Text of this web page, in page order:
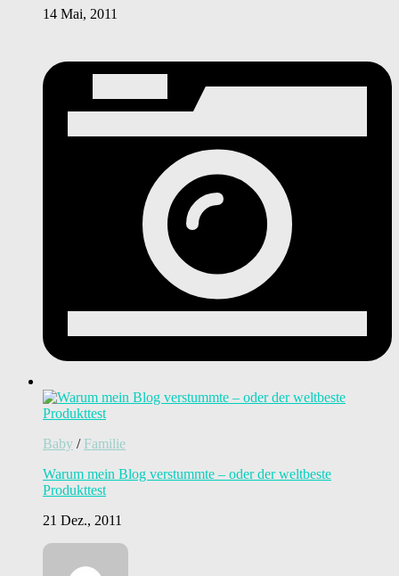
14 Mai, 2011
Baby / Familie
Warum mein Blog verstummte – oder der weltbeste
Produkttest
21 Dez., 2011